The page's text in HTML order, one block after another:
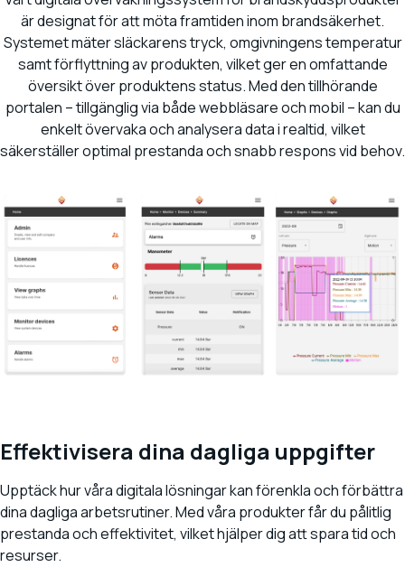
är designat för att möta framtiden inom brandsäkerhet.
Systemet mäter släckarens tryck, omgivningens temperatur
samt förflyttning av produkten, vilket ger en omfattande
översikt över produktens status. Med den tillhörande
portalen – tillgänglig via både webbläsare och mobil – kan du
enkelt övervaka och analysera data i realtid, vilket
säkerställer optimal prestanda och snabb respons vid behov.
Effektivisera dina dagliga uppgifter
Upptäck hur våra digitala lösningar kan förenkla och förbättra
dina dagliga arbetsrutiner. Med våra produkter får du pålitlig
prestanda och effektivitet, vilket hjälper dig att spara tid och
resurser.